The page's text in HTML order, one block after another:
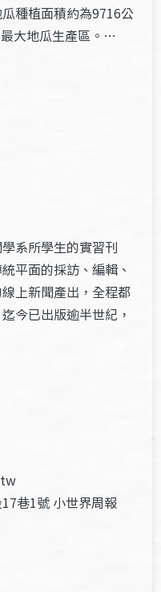
種植面積約為9716公
大地瓜生產區。…
系所學生的實習刊
平面的採訪、編輯、
上新聞產出，全程都
今已出版逾半世紀，
巷1號 小世界周報